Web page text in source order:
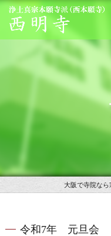
大阪で寺院な
令和7年 元旦会